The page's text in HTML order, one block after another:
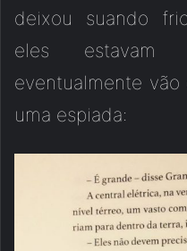
deixou suando
eles estavam
eventualmente
uma espiada: